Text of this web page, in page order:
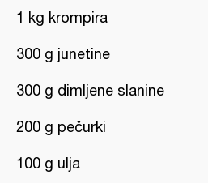
1 kg krompira
300 g junetine
300 g dimljene slanine
200 g pečurki
100 g ulja